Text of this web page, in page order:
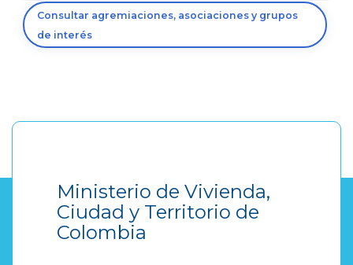
Consultar agremiaciones, asociaciones y grupos
de interés
Ministerio de Vivienda,
Ciudad y Territorio de
Colombia